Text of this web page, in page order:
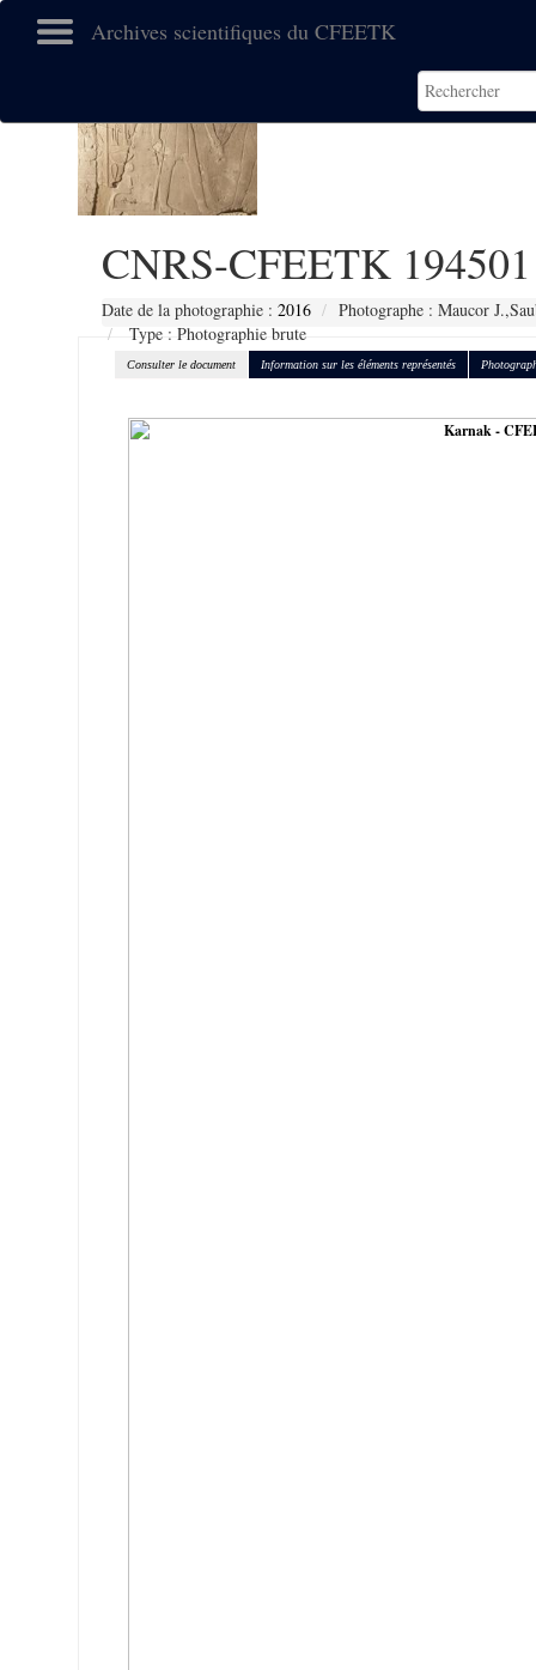
Archives scientifiques du CFEETK
CNRS-CFEETK 194501
Date de la photographie : 2016
Photographe : Maucor
Type : Photographie brute
Consulter le document Information sur les éléments représentés